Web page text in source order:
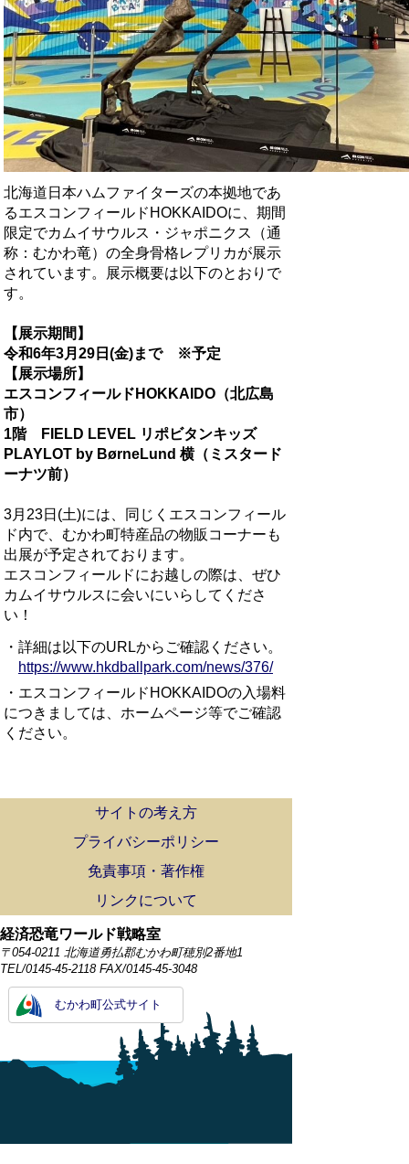
北海道日本ハムファイターズの本拠地であ
るエスコンフィールドHOKKAIDOに、期間
限定でカムイサウルス・ジャポニクス（通
称：むかわ竜）の全身骨格レプリカが展示
されています。展示概要は以下のとおりで
す。
【展示期間】
令和6年3月29日(金)まで ※予定
【展示場所】
エスコンフィールドHOKKAIDO（北広島
市）
1階 FIELD LEVEL リポビタンキッズ
PLAYLOT by BørneLund 横（ミスタード
ーナツ前）
3月23日(土)には、同じくエスコンフィール
ド内で、むかわ町特産品の物販コーナーも
出展が予定されております。
エスコンフィールドにお越しの際は、ぜひ
カムイサウルスに会いにいらしてくださ
い！
・詳細は以下のURLからご確認ください。
https://www.hkdballpark.com/news/376/
・エスコンフィールドHOKKAIDOの入場料
につきましては、ホームページ等でご確認
ください。
サイトの考え方
プライバシーポリシー
免責事項・著作権
リンクについて
経済恐竜ワールド戦略室
〒054-0211 北海道勇払郡むかわ町穂別2番地1
TEL/0145-45-2118 FAX/0145-45-3048
むかわ町公式サイト